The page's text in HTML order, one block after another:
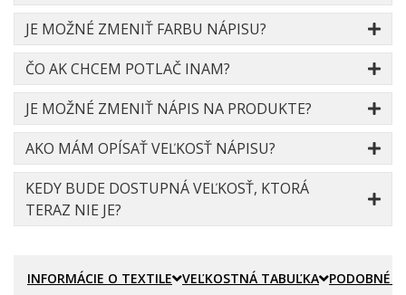
JE MOŽNÉ ZMENIŤ FARBU NÁPISU?
ČO AK CHCEM POTLAČ INAM?
JE MOŽNÉ ZMENIŤ NÁPIS NA PRODUKTE?
AKO MÁM OPÍSAŤ VEĽKOSŤ NÁPISU?
KEDY BUDE DOSTUPNÁ VEĽKOSŤ, KTORÁ
TERAZ NIE JE?
INFORMÁCIE O TEXTILE VEĽKOSTNÁ TABUĽKA PODOBNÉ